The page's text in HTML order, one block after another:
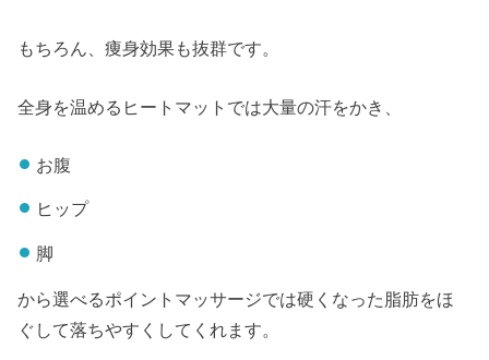
もちろん、痩身効果も抜群です。
全身を温めるヒートマットでは大量の汗をかき、
お腹
ヒップ
脚
から選べるポイントマッサージでは硬くなった脂肪をほ
ぐして落ちやすくしてくれます。